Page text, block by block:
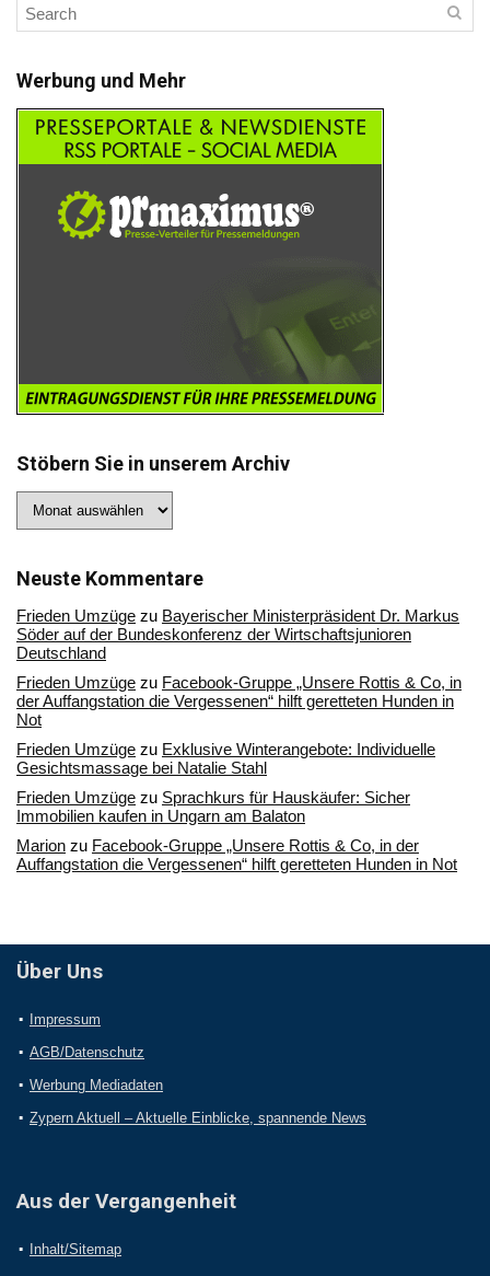
Werbung und Mehr
Stöbern Sie in unserem Archiv
Sie
Archiv
Neuste Kommentare
Frieden Umzüge zu Bayerischer Ministerpräsident Dr. Markus
Söder auf der Bundeskonferenz der Wirtschaftsjunioren
Deutschland
Frieden Umzüge zu Facebook-Gruppe „Unsere Rottis & Co, in
der Auffangstation die Vergessenen“ hilft geretteten Hunden in
Not
Frieden Umzüge zu Exklusive Winterangebote: Individuelle
Gesichtsmassage bei Natalie Stahl
Frieden Umzüge zu Sprachkurs für Hauskäufer: Sicher
Immobilien kaufen in Ungarn am Balaton
Marion zu Facebook-Gruppe „Unsere Rottis & Co, in der
Auffangstation die Vergessenen“ hilft geretteten Hunden in Not
Über Uns
Impressum
AGB/Datenschutz
Werbung Mediadaten
Zypern Aktuell – Aktuelle Einblicke, spannende News
Aus der Vergangenheit
Inhalt/Sitemap